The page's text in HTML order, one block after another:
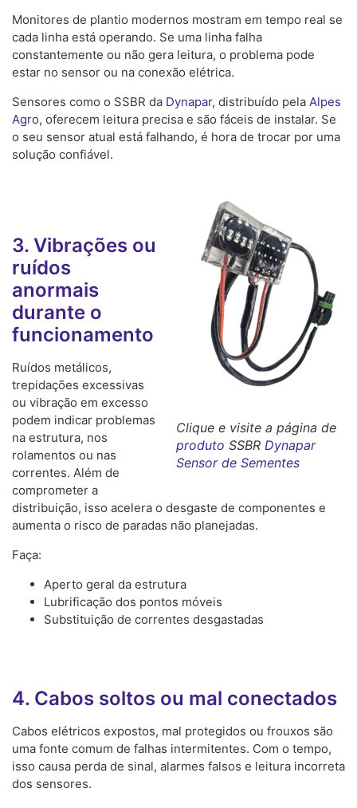
Monitores de plantio modernos mostram em tempo real se
cada linha está operando. Se uma linha falha
constantemente ou não gera leitura, o problema pode
estar no sensor ou na conexão elétrica.
Sensores como o SSBR da Dynapar, distribuído pela Alpes
Agro, oferecem leitura precisa e são fáceis de instalar. Se
o seu sensor atual está falhando, é hora de trocar por uma
solução confiável.
Clique e visite a página de
produto SSBR Dynapar
Sensor de Sementes
3. Vibrações ou
ruídos
anormais
durante o
funcionamento
Ruídos metálicos,
trepidações excessivas
ou vibração em excesso
podem indicar problemas
na estrutura, nos
rolamentos ou nas
correntes. Além de
comprometer a
distribuição, isso acelera o desgaste de componentes e
aumenta o risco de paradas não planejadas.
Faça:
Aperto geral da estrutura
Lubrificação dos pontos móveis
Substituição de correntes desgastadas
4. Cabos soltos ou mal conectados
Cabos elétricos expostos, mal protegidos ou frouxos são
uma fonte comum de falhas intermitentes. Com o tempo,
isso causa perda de sinal, alarmes falsos e leitura incorreta
dos sensores.